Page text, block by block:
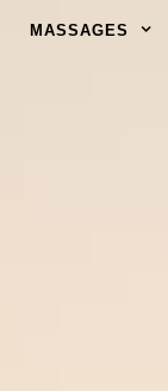
MASSAGES